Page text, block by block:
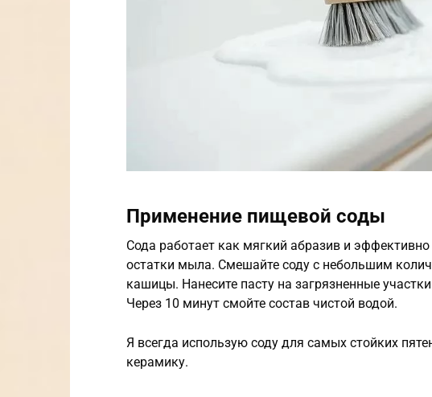
Применение пищевой соды
Сода работает как мягкий абразив и
остатки мыла. Смешайте соду с небольшим
кашицы. Нанесите пасту на загрязненные
Через 10 минут смойте состав чистой водой.
Я всегда использую соду для самых стойких
керамику.